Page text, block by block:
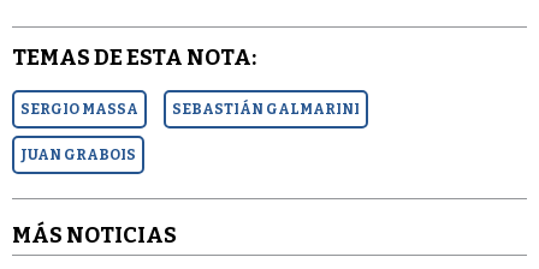
TEMAS DE ESTA NOTA:
SERGIO MASSA SEBASTIÁN GALMARINI
JUAN GRABOIS
MÁS NOTICIAS